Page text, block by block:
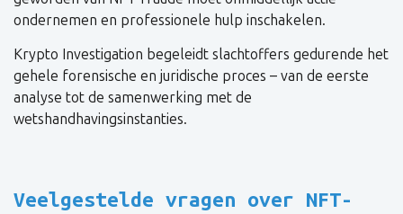
ondernemen en professionele hulp inschakelen.
Krypto Investigation begeleidt slachtoffers gedurende het
gehele forensische en juridische proces – van de eerste
analyse tot de samenwerking met de
wetshandhavingsinstanties.
Veelgestelde vragen over NFT-